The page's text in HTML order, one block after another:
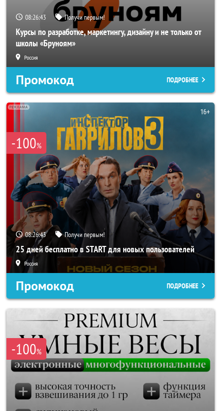
08:26:40 Получи первым!
Курсы по разработке, маркетингу, дизайну и не только от
школы «Бруноям»
Россия
Промокод ПОДРОБНЕЕ
-100%
08:26:40 Получи первым!
25 дней бесплатно в START для новых пользователей
Россия
Промокод ПОДРОБНЕЕ
-100%